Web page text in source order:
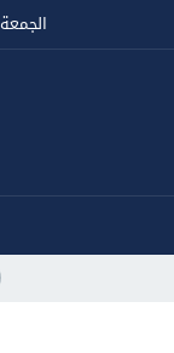
الجمعة 7 أغسطس 2026 - 13:33 مساءً